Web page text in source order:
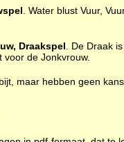
. Water blust Vuur,
Draakspel . De Draak
de Jonkvrouw.
maar hebben geen